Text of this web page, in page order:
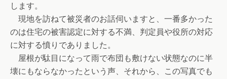
します。
現地を訪ねて被災者のお話伺いますと、一番多かった
のは住宅の被害認定に対する不満、判定員や役所の対応
に対する憤りでありました。
屋根が駄目になって雨で布団も敷けない状態なのに半
壊にもならなかったという声、それから、この写真でも